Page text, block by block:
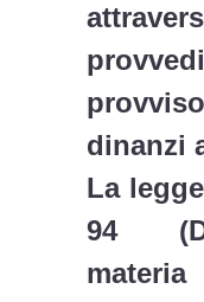
dinanzi
La
94